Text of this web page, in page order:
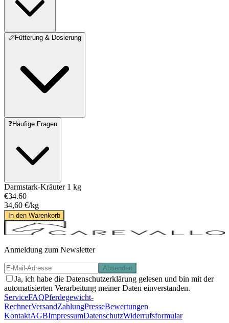
📏Fütterung & Dosierung
❓Häufige Fragen
Darmstark-Kräuter 1 kg
€34.60
34,60 €/kg
In den Warenkorb
Anmeldung zum Newsletter
Absenden
Ja, ich habe die Datenschutzerklärung gelesen und bin mit der
automatisierten Verarbeitung meiner Daten einverstanden.
ServiceFAQPferdegewicht-
RechnerVersandZahlungPresseBewertungen
KontaktAGBImpressumDatenschutzWiderrufsformular